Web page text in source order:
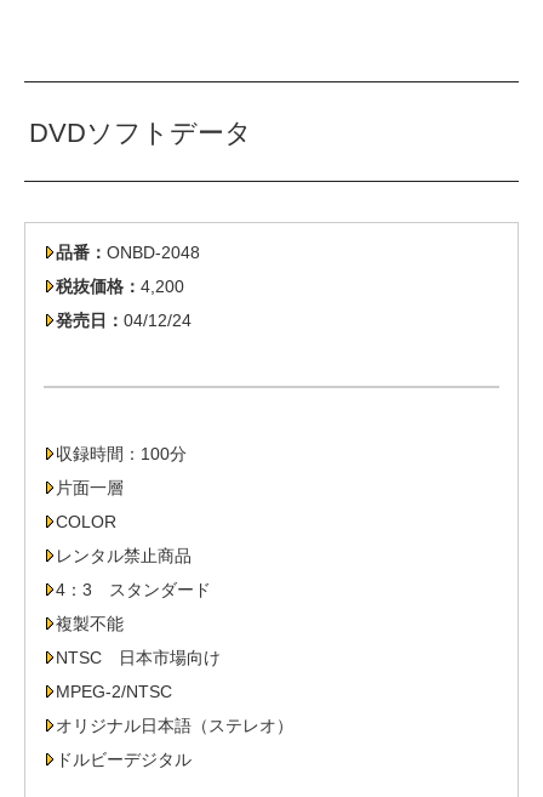
DVDソフトデータ
品番： ONBD-2048
税抜価格： 4,200
発売日： 04/12/24
収録時間：100分
片面一層
COLOR
レンタル禁止商品
4：3 スタンダード
複製不能
NTSC 日本市場向け
MPEG-2/NTSC
オリジナル日本語（ステレオ）
ドルビーデジタル